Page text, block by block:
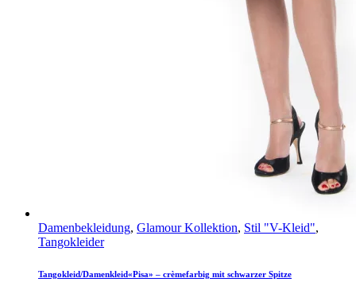
Damenbekleidung, Glamour Kollektion, Stil "V-Kleid",
Tangokleider
Tangokleid/Damenkleid«Pisa» – crèmefarbig mit schwarzer Spitze